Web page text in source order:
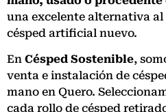
una excelente alternativa
césped artificial nuevo.
En Césped Sostenible,
venta e instalación de
mano en Quero.
cada rollo de césped